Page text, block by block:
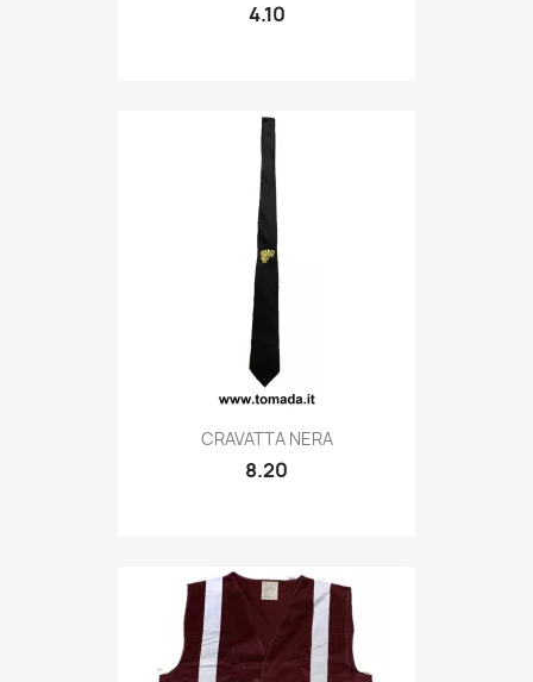
4.10
Quick view
CRAVATTA NERA
8.20